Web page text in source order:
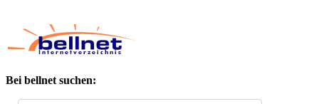
Bei bellnet suchen: